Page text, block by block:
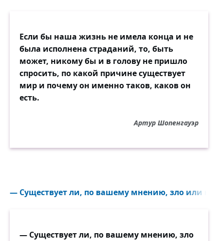
Наш век — неверный день, минутное
волненье,
Когда, холодной тьмой объемля грозно
нас,
Завесу вечности колеблет смертный час,
Ужасно чувствовать слезы последней
И с миром начинать безвестную разлуку!
Тогда, беседуя с раскованной душой,
Но, други! пережить ужаснее друзей!
«Настанет! — говорит, — назначено
Если бы наша жизнь не имела конца и не
была исполнена страданий, то, быть
может, никому бы и в голову не пришло
спросить, по какой причине существует
мир и почему он именно таков, каков он
есть.
Артур Шопенгауэр
— Существует ли, по вашему мнению, зло или
— Существует ли, по вашему мнению, зло